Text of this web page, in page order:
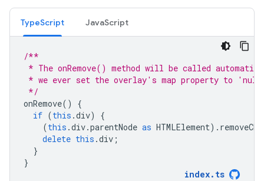
TypeScript JavaScript
/**
* The onRemove() method will be called
* we ever set the overlay's map property to
*/
onRemove()
{
if (this .div)
{
(this .div.parentNode as HTMLElement).
delete this .div ;
}
}
index. ts